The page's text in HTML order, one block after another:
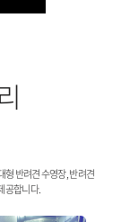
형 반려견 수영장, 반려견
공합니다.